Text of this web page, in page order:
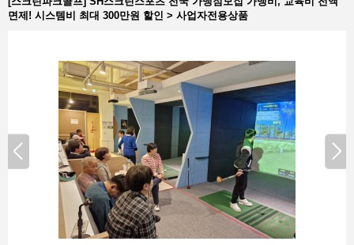
면제! 시스템비 최대 300만원 할인 > 사업자전용상품